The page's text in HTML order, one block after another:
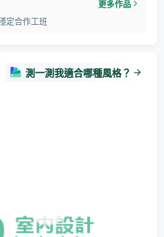
更多作品
定合作工班
測一測我適合哪種風格？